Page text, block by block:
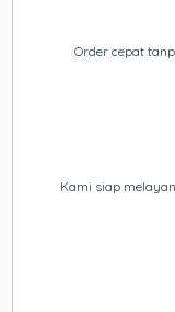
Order cepat
Kami siap